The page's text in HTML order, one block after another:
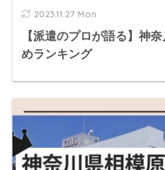
2023.11.27 Mon
【派遣のプロが語る】神
めランキング